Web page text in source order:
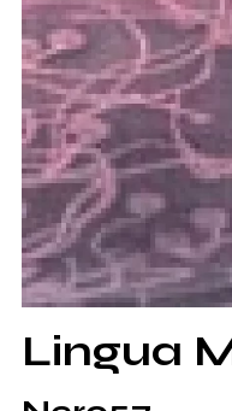
Lingua